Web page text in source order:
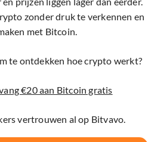
zonder druk te verkennen en
met Bitcoin.
te ontdekken hoe crypto werkt?
€20 aan Bitcoin gratis
vertrouwen al op Bitvavo.